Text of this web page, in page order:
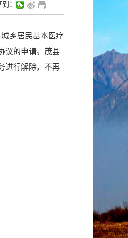
：
乡居民基本医疗
议的申请。茂县
进行解除，不再